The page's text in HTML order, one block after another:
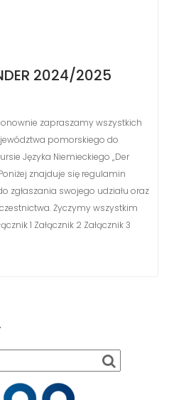
2024/2025
zapraszamy wszystkich
pomorskiego do
Języka Niemieckiego „Der
znajduje się regulamin
zgłaszania swojego udziału oraz
Życzymy wszystkim
1 Załącznik 2 Załącznik 3